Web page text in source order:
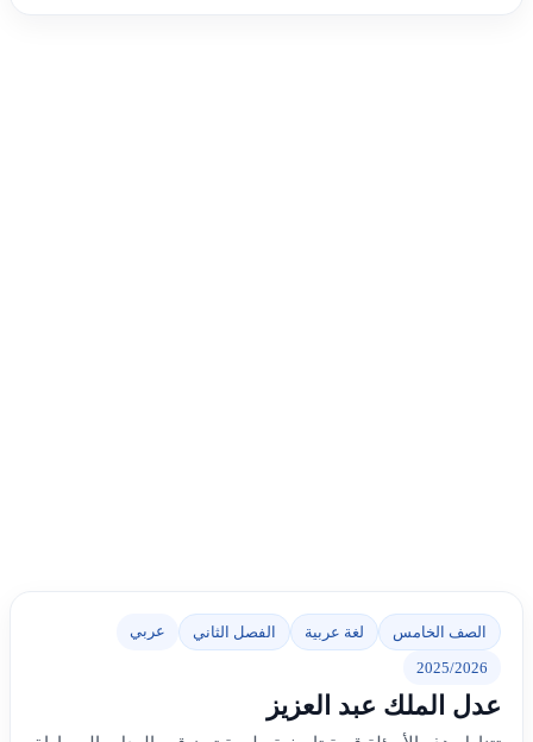
الصف الخامس لغة عربية الفصل الثاني عربي
2025/2026
عدل الملك عبد العزيز